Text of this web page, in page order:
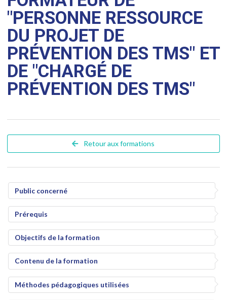
"PERSONNE RESSOURCE
DU PROJET DE
PRÉVENTION DES TMS" ET
DE "CHARGÉ DE
PRÉVENTION DES TMS"
Retour aux formations
Public concerné
Prérequis
Objectifs de la formation
Contenu de la formation
Méthodes pédagogiques utilisées